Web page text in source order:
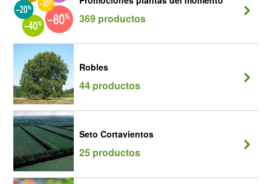
369 productos
Robles
44 productos
Seto Cortavientos
25 productos